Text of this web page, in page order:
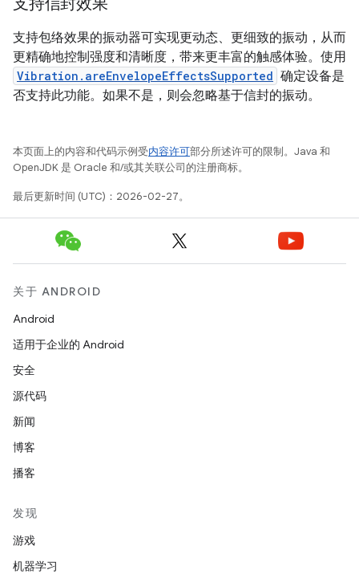
支持包络效果的振动器可实现更动态、更细致的振动，从而
更精确地控制强度和清晰度，带来更丰富的触感体验。使用
Vibration.areEnvelopeEffectsSupported 确定设备是
否支持此功能。如果不是，则会忽略基于信封的振动。
本页面上的内容和代码示例受内容许可部分所述许可的限制。Java 和
OpenJDK 是 Oracle 和/或其关联公司的注册商标。
最后更新时间 (UTC)：2026-02-27。
关于 ANDROID
Android
适用于企业的 Android
安全
源代码
新闻
博客
播客
发现
游戏
机器学习